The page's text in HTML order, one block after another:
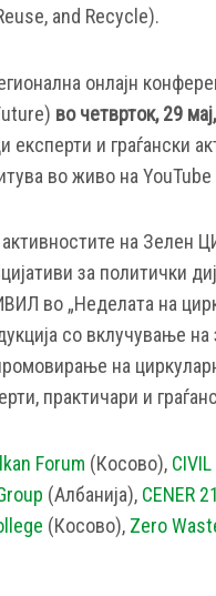
and Recyclе).
онлајн
во четврток, 29
експерти и граѓански
во живо на
aктивностите на Зелен
за политички
во „Неделата на
со вклучување на
на
практичари и
Forum (Косово), CIVIL
(Албанија), CENER 21
(Косово), Zero